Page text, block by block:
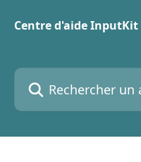
Centre d'aide InputKit
Rechercher un article...